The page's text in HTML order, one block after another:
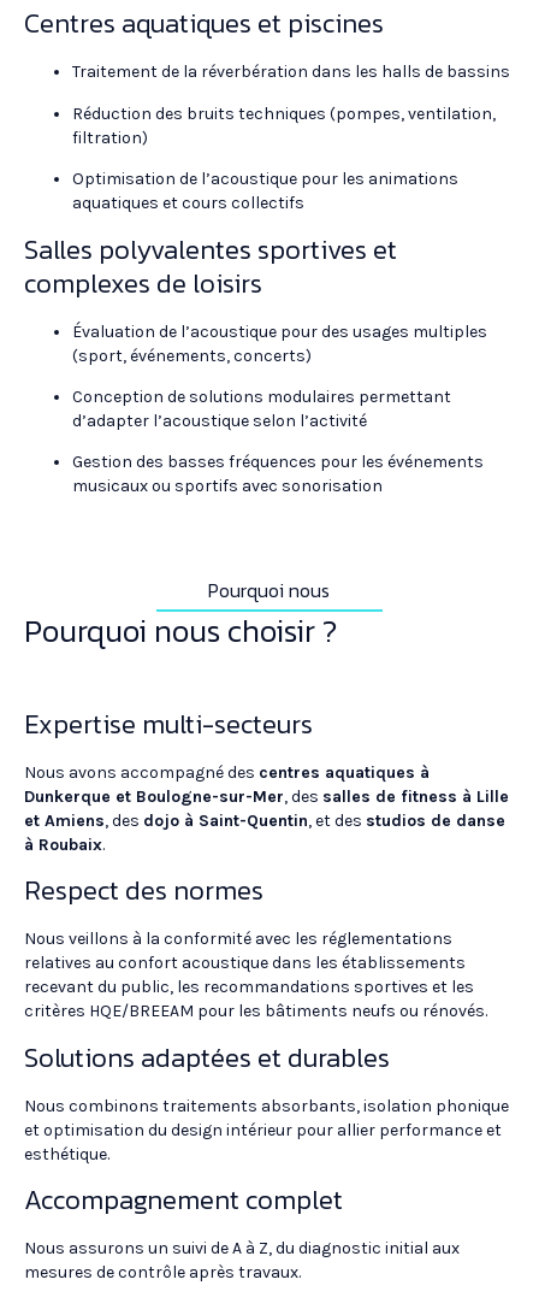
Centres aquatiques et piscines
Traitement de la réverbération dans les halls de bassins
Réduction des bruits techniques (pompes, ventilation,
filtration)
Optimisation de l’acoustique pour les animations
aquatiques et cours collectifs
Salles polyvalentes sportives et
complexes de loisirs
Évaluation de l’acoustique pour des usages multiples
(sport, événements, concerts)
Conception de solutions modulaires permettant
d’adapter l’acoustique selon l’activité
Gestion des basses fréquences pour les événements
musicaux ou sportifs avec sonorisation
Pourquoi nous
Pourquoi nous choisir ?
Expertise multi-secteurs
Nous avons accompagné des centres aquatiques à
Dunkerque et Boulogne-sur-Mer, des salles de fitness à Lille
et Amiens, des dojo à Saint-Quentin, et des studios de danse
à Roubaix.
Respect des normes
Nous veillons à la conformité avec les réglementations
relatives au confort acoustique dans les établissements
recevant du public, les recommandations sportives et les
critères HQE/BREEAM pour les bâtiments neufs ou rénovés.
Solutions adaptées et durables
Nous combinons traitements absorbants, isolation phonique
et optimisation du design intérieur pour allier performance et
esthétique.
Accompagnement complet
Nous assurons un suivi de A à Z, du diagnostic initial aux
mesures de contrôle après travaux.